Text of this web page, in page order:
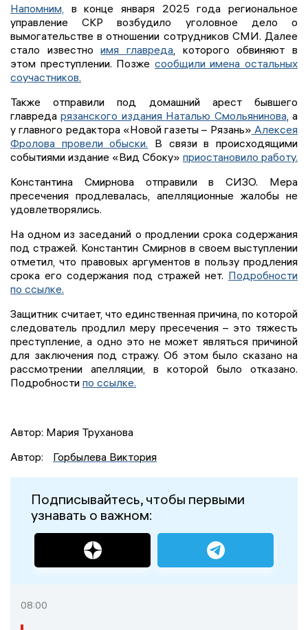
Напомним,
в конце января 2025 года региональное
управление СКР возбудило уголовное дело о
вымогательстве в отношении сотрудников СМИ. Далее
стало известноимя главреда , которого обвиняют в
этом преступлении. Позже сообщили имена остальных
соучастников.
Также отправили под домашний арест бывшего
главредарязанского издания Наталью Смольянинова, а
у главного редактора «Новой газеты – Рязань» Алексея
Фролова провели обыски. В связи в происходящими
событиями издание «Вид Сбоку» приостановило работу.
Константина Смирнова отправили в СИЗО. Мера
пресечения продлевалась, апелляционные жалобы не
удовлетворялись.
На одном из заседаний о продлении срока содержания
под стражей. Константин Смирнов в своем выступлении
отметил, что правовых аргументов в пользу продления
срока его содержания под стражей нет. Подробности
по ссылке.
Защитник считает, что единственная причина, по которой
следователь продлил меру пресечения – это тяжесть
преступление, а одно это не может являться причиной
для заключения под стражу. Об этом было сказано на
рассмотрении апелляции, в которой было отказано.
Подробности по ссылке.
Автор: Мария Труханова
Автор:
Горбылева Виктория
Подписывайтесь, чтобы первыми
узнавать о важном:
08:00